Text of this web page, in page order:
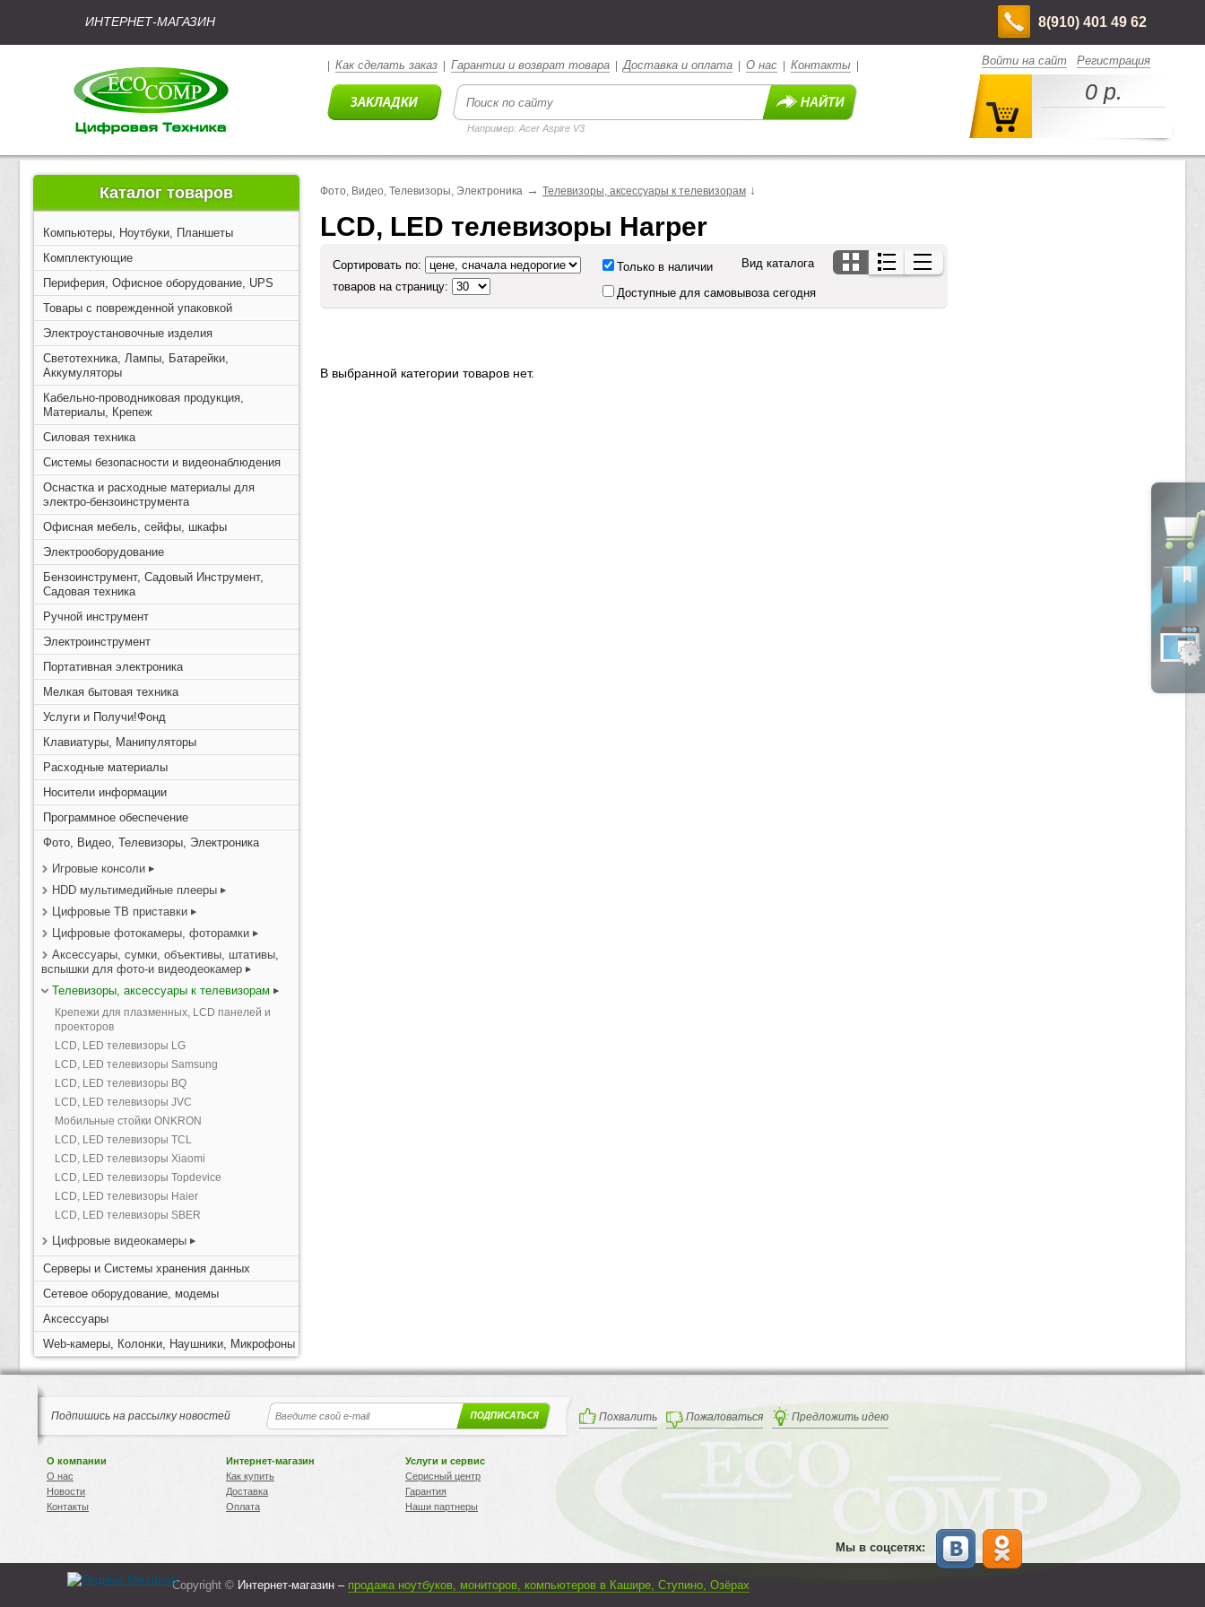
ИНТЕРНЕТ-МАГАЗИН 8(910) 401 49 62
Как сделать заказ Гарантии и возврат товара |Доставка и оплата О нас Контакты
Например: Acer Aspire V3
Войти на сайт Регистрация
0 р.
Каталог товаров
Компьютеры, Ноутбуки, Планшеты
Комплектующие
Периферия, Офисное оборудование, UPS
Товары с поврежденной упаковкой
Электроустановочные изделия
Светотехника, Лампы, Батарейки,
Аккумуляторы
Кабельно-проводниковая продукция,
Материалы, Крепеж
Силовая техника
Системы безопасности и видеонаблюдения
Оснастка и расходные материалы для
электро-бензоинструмента
Офисная мебель, сейфы, шкафы
Электрооборудование
Бензоинструмент, Садовый Инструмент,
Садовая техника
Ручной инструмент
Электроинструмент
Портативная электроника
Мелкая бытовая техника
Услуги и Получи!Фонд
Клавиатуры, Манипуляторы
Расходные материалы
Носители информации
Программное обеспечение
Фото, Видео, Телевизоры, Электроника
Игровые консоли
HDD мультимедийные плееры
Цифровые ТВ приставки
Цифровые фотокамеры, фоторамки
Аксессуары, сумки, объективы, штативы,
вспышки для фото-и видеодеокамер
Телевизоры, аксессуары к телевизорам
Крепежи для плазменных, LCD панелей и
проекторов
LCD, LED телевизоры LG
LCD, LED телевизоры Samsung
LCD, LED телевизоры BQ
LCD, LED телевизоры JVC
Мобильные стойки ONKRON
LCD, LED телевизоры TCL
LCD, LED телевизоры Xiaomi
LCD, LED телевизоры Topdevice
LCD, LED телевизоры Haier
LCD, LED телевизоры SBER
Цифровые видеокамеры
Серверы и Системы хранения данных
Сетевое оборудование, модемы
Аксессуары
Web-камеры, Колонки, Наушники, Микрофоны
Фото, Видео, Телевизоры, Электроника → Телевизоры, аксессуары к телевизорам ↓
LCD, LED телевизоры Harper
Сортировать по:
товаров на страницу:
Только в наличии
Доступные для самовывоза сегодня
Вид каталога
В выбранной категории товаров нет.
Подпишись на рассылку новостей Похвалить Пожаловаться Предложить идею
О компании
О нас
Новости
Контакты
Интернет-магазин
Как купить
Доставка
Оплата
Услуги и сервис
Серисный центр
Гарантия
Наши партнеры
Мы в соцсетях:
Copyright © Интернет-магазин – продажа ноутбуков, мониторов, компьютеров в Кашире, Ступино, Озёрах